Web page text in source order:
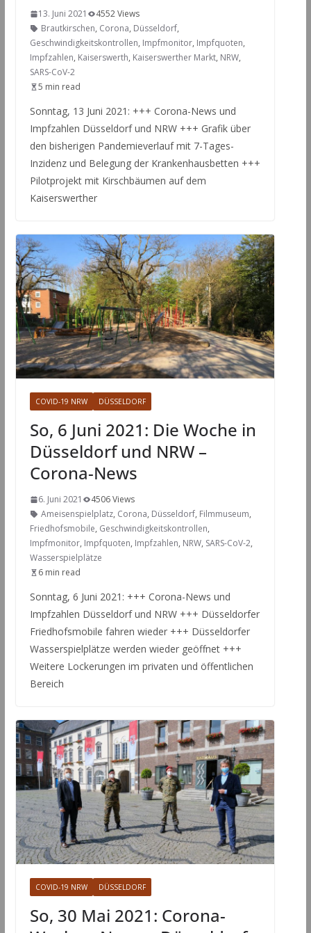
13. Juni 2021
4552 Views
Brautkirschen, Corona, Düsseldorf,
Geschwindigkeitskontrollen, Impfmonitor, Impfquoten,
Impfzahlen, Kaiserswerth, Kaiserswerther Markt, NRW,
SARS-CoV-2
5 min read
Sonntag, 13 Juni 2021: +++ Corona-News und
Impfzahlen Düsseldorf und NRW +++ Grafik über
den bisherigen Pandemieverlauf mit 7-Tages-
Inzidenz und Belegung der Krankenhausbetten +++
Pilotprojekt mit Kirschbäumen auf dem
Kaiserswerther
COVID-19 NRW DÜSSELDORF
So, 6 Juni 2021: Die Woche in
Düsseldorf und NRW –
Corona-News
6. Juni 2021
4506 Views
Ameisenspielplatz, Corona, Düsseldorf, Filmmuseum,
Friedhofsmobile, Geschwindigkeitskontrollen,
Impfmonitor, Impfquoten, Impfzahlen, NRW, SARS-CoV-2,
Wasserspielplätze
6 min read
Sonntag, 6 Juni 2021: +++ Corona-News und
Impfzahlen Düsseldorf und NRW +++ Düsseldorfer
Friedhofsmobile fahren wieder +++ Düsseldorfer
Wasserspielplätze werden wieder geöffnet +++
Weitere Lockerungen im privaten und öffentlichen
Bereich
COVID-19 NRW DÜSSELDORF
So, 30 Mai 2021: Corona-